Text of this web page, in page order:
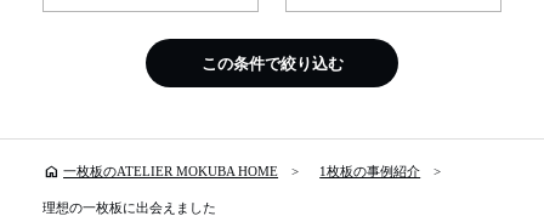
この条件で絞り込む
home 一枚板のATELIER MOKUBA HOME 1枚板の事例紹介
理想の一枚板に出会えました